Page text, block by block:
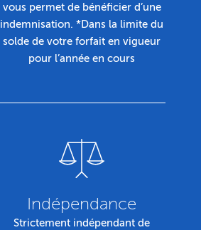
vous permet de bénéficier d’une
indemnisation. *Dans la limite du
solde de votre forfait en vigueur
pour l’année en cours
Indépendance
Strictement indépendant de